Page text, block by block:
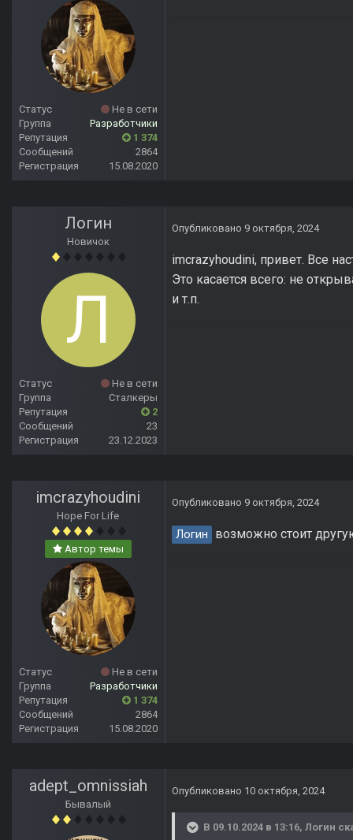
Статус
Не в сети
Группа
Разработчики
Репутация
1 374
Сообщений
2864
Регистрация
15.08.2020
Логин
Новичок
Статус
Не в сети
Группа
Сталкеры
Репутация
2
Сообщений
23
Регистрация
23.12.2023
Опубликовано 9 октября, 2024
imcrazyhoudini, привет. Все
Это касается всего: не
и т.п.
imcrazyhoudini
Hope For Life
Автор темы
Статус
Не в сети
Группа
Разработчики
Репутация
1 374
Сообщений
2864
Регистрация
15.08.2020
Опубликовано 9 октября, 2024
Логин возможно стоит
adept_omnissiah
Бывалый
Опубликовано 10 октября, 2024
В 09.10.2024 в 13:16, Логин